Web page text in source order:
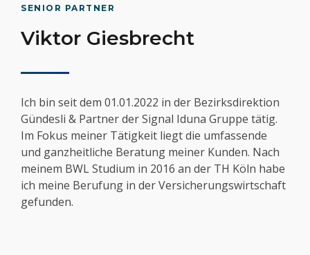
SENIOR PARTNER
Viktor Giesbrecht
Ich bin seit dem 01.01.2022 in der Bezirksdirektion
Gündesli & Partner der Signal Iduna Gruppe tätig.
Im Fokus meiner Tätigkeit liegt die umfassende
und ganzheitliche Beratung meiner Kunden. Nach
meinem BWL Studium in 2016 an der TH Köln habe
ich meine Berufung in der Versicherungswirtschaft
gefunden.